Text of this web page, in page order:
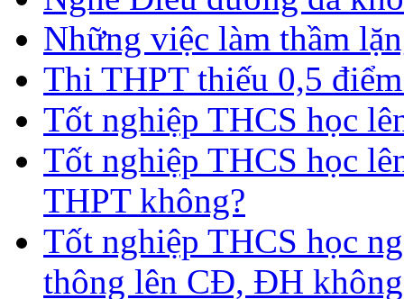
Những việc làm thầm
Thi THPT thiếu 0,5
Tốt nghiệp THCS học
Tốt nghiệp THCS học
THPT không?
Tốt nghiệp THCS học
thông lên CĐ, ĐH